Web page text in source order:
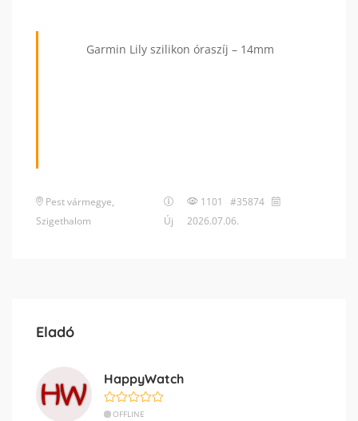
Garmin Lily szilikon óraszíj – 14mm
Pest vármegye,
Szigethalom
Új
1101 #35874
2026.07.06.
Eladó
HappyWatch
OFFLINE